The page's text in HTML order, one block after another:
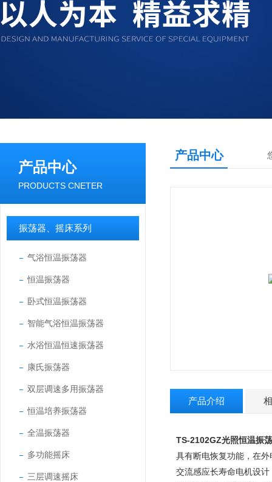
产品中心
PRODUCTS CNETER
振荡器、摇床系列
气浴恒温振荡器
恒温振荡器
卧式恒温振荡器
智能气浴恒温振荡器
水浴恒温恒速振荡器
康氏振荡器
双层调速多用振荡器
恒温培养振荡器
全温振荡器
多功能摇床
三层调速摇床
产品中心
产品介绍
TS-2102GZ光照恒温振
具有断电恢复功能，在
交流感应长寿命电机设